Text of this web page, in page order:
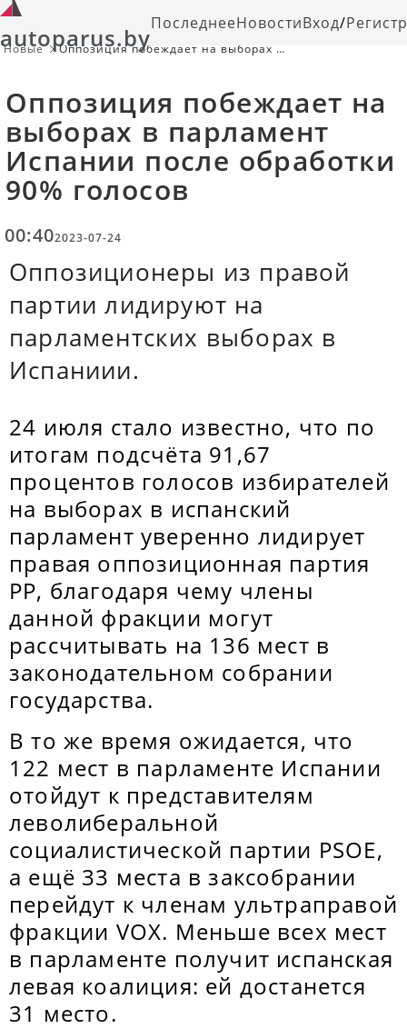
autoparus.byПоследнееНовостиВход/
Новые
Оппозиция побеждает на выборах в
Оппозиция побеждает на
выборах в парламент
Испании после обработки
90% голосов
00:402023-07-24
Оппозиционеры из правой
партии лидируют на
парламентских выборах в
Испаниии.
24 июля стало известно, что по
итогам подсчёта 91,67
процентов голосов избирателей
на выборах в испанский
парламент уверенно лидирует
правая оппозиционная партия
PP, благодаря чему члены
данной фракции могут
рассчитывать на 136 мест в
законодательном собрании
государства.
В то же время ожидается, что
122 мест в парламенте Испании
отойдут к представителям
леволиберальной
социалистической партии PSOE,
а ещё 33 места в заксобрании
перейдут к членам ультраправой
фракции VOX. Меньше всех мест
в парламенте получит испанская
левая коалиция: ей достанется
31 место.